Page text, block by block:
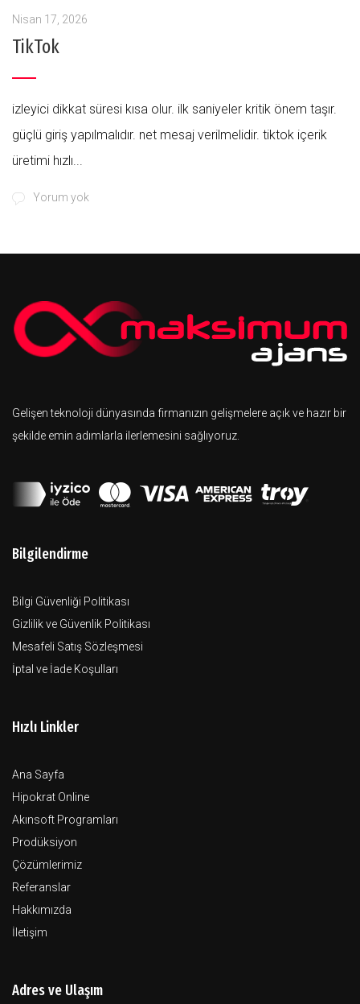
Nisan 17, 2026
TikTok
i̇zleyici dikkat süresi kısa olur. i̇lk saniyeler kritik önem taşır.
güçlü giriş yapılmalıdır. net mesaj verilmelidir. tiktok içerik
üretimi hızlı...
Yorum yok
Gelişen teknoloji dünyasında firmanızın gelişmelere açık ve hazır bir
şekilde emin adımlarla ilerlemesini sağlıyoruz.
Bilgilendirme
Bilgi Güvenliği Politikası
Gizlilik ve Güvenlik Politikası
Mesafeli Satış Sözleşmesi
İptal ve İade Koşulları
Hızlı Linkler
Ana Sayfa
Hipokrat Online
Akınsoft Programları
Prodüksiyon
Çözümlerimiz
Referanslar
Hakkımızda
İletişim
Adres ve Ulaşım